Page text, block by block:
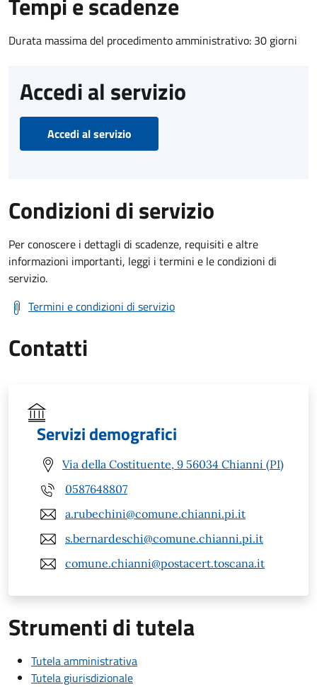
Durata massima del procedimento amministrativo: 30 giorni
Accedi al servizio
Accedi al servizio
Condizioni di servizio
Per conoscere i dettagli di scadenze, requisiti e altre
informazioni importanti, leggi i termini e le condizioni di
servizio.
Termini e condizioni di servizio
Contatti
Servizi demografici
Via della Costituente, 9 56034 Chianni (PI)
0587648807
a.rubechini@comune.chianni.pi.it
s.bernardeschi@comune.chianni.pi.it
comune.chianni@postacert.toscana.it
Strumenti di tutela
Tutela amministrativa
Tutela giurisdizionale